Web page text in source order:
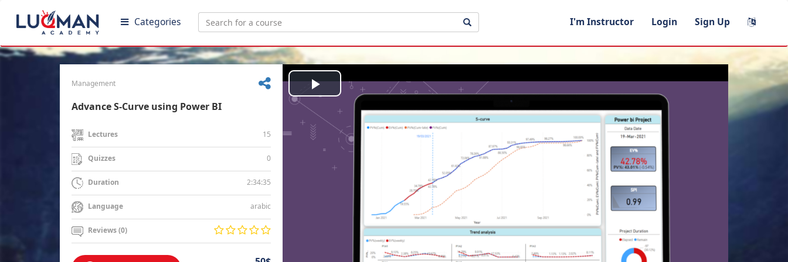
Categories I'm Instructor Login Sign Up
Management
Advance S-Curve using Power BI
Lectures 15
Quizzes 0
Duration 2:34:35
Language arabic
Reviews (0)
Play
Video